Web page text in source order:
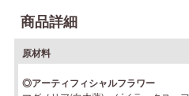
商品詳細
原材料
◎アーティフィシャルフラワー